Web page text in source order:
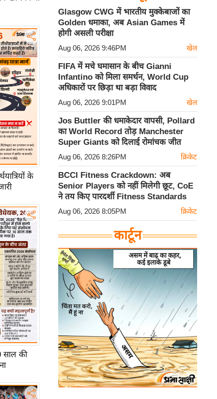
के
साल की
Glasgow CWG में भारतीय मुक्केबाजों का
Golden धमाका, अब Asian Games में
होगी असली परीक्षा
Aug 06, 2026 9:46PM खेल
FIFA में मचे घमासान के बीच Gianni
Infantino को मिला समर्थन, World Cup
अधिकारों पर छिड़ा था बड़ा विवाद
Aug 06, 2026 9:01PM खेल
Jos Buttler की धमाकेदार वापसी, Pollard
का World Record तोड़ Manchester
Super Giants को दिलाई रोमांचक जीत
Aug 06, 2026 8:26PM क्रिकेट
BCCI Fitness Crackdown: अब
Senior Players को नहीं मिलेगी छूट, CoE
ने तय किए पारदर्शी Fitness Standards
Aug 06, 2026 8:05PM क्रिकेट
कार्टून